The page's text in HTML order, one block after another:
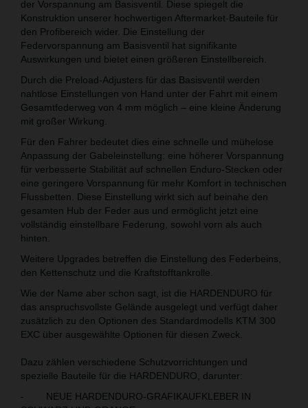
der Vorspannung am Basisventil. Diese spiegelt die
Konstruktion unserer hochwertigen Aftermarket-Bauteile für
den Profibereich wider. Die Einstellung der
Federvorspannung am Basisventil hat signifikante
Auswirkungen und bietet einen größeren Einstellbereich.
Durch die Preload-Adjusters für das Basisventil werden
nahtlose Einstellungen von Hand unter der Fahrt mit einem
Gesamtfederweg von 4 mm möglich – eine kleine Änderung
mit großer Wirkung.
Für den Fahrer bedeutet dies eine schnelle und mühelose
Anpassung der Gabeleinstellung: eine höherer Vorspannung
für verbesserte Stabilität auf schnellen Enduro-Stecken oder
eine geringere Vorspannung für mehr Komfort in technischen
Flussbetten. Diese Einstellung wirkt sich auf beinahe den
gesamten Hub der Feder aus und ermöglicht jetzt eine
vollständig einstellbare Federung, sowohl vorn als auch
hinten.
Weitere Upgrades betreffen die Einstellung des Federbeins,
den Kettenschutz und die Kraftstofftankrolle.
Wie der Name aber schon sagt, ist die HARDENDURO für
das anspruchsvollste Gelände ausgelegt und verfügt daher
zusätzlich zu den Optionen des Standardmodells KTM 300
EXC über ausgewählte Optionen für diesen Zweck.
Dazu zählen verschiedene Schutzvorrichtungen und
spezielle Bauteile für die HARDENDURO, darunter:
- NEUE HARDENDURO-GRAFIKAUFKLEBER IN